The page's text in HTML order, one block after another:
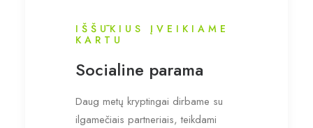
IŠŠŪKIUS ĮVEIKIAME
KARTU
Socialine parama
Daug metų kryptingai dirbame su
ilgamečiais partneriais, teikdami